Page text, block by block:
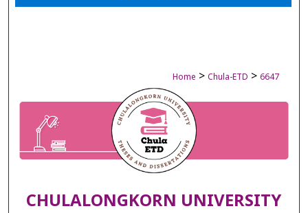
Home > Chula-ETD > 6647
CHULALONGKORN UNIVERSITY